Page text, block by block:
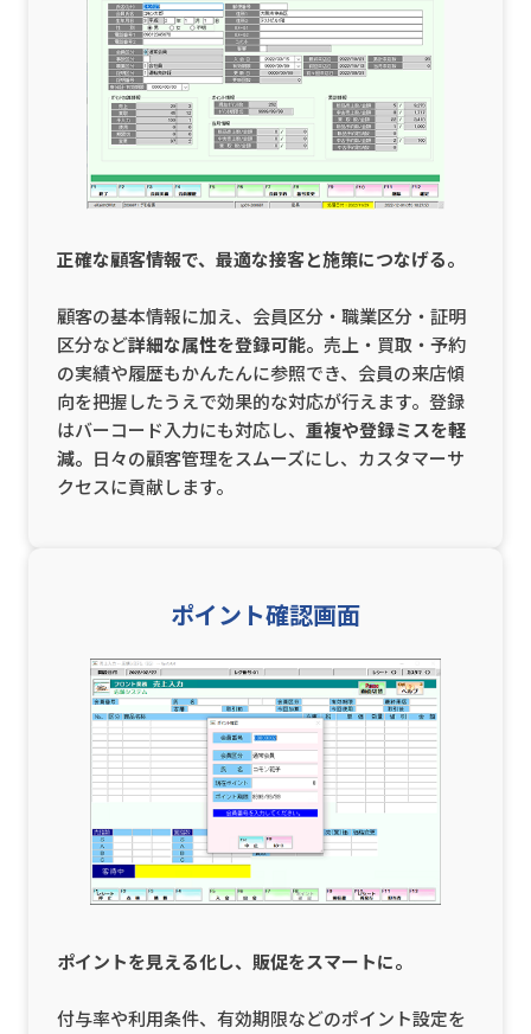
正確な顧客情報で、最適な接客と施策につなげる。
顧客の基本情報に加え、会員区分・職業区分・証明
区分など詳細な属性を登録可能。 売上・買取・予約
の実績や履歴もかんたんに参照でき、会員の来店傾
向を把握したうえで効果的な対応が行えます。登録
はバーコード入力にも対応し、 重複や登録ミスを軽
減。 日々の顧客管理をスムーズにし、カスタマーサ
クセスに貢献します。
ポイント確認画面
ポイントを見える化し、販促をスマートに。
付与率や利用条件、有効期限などのポイント設定を